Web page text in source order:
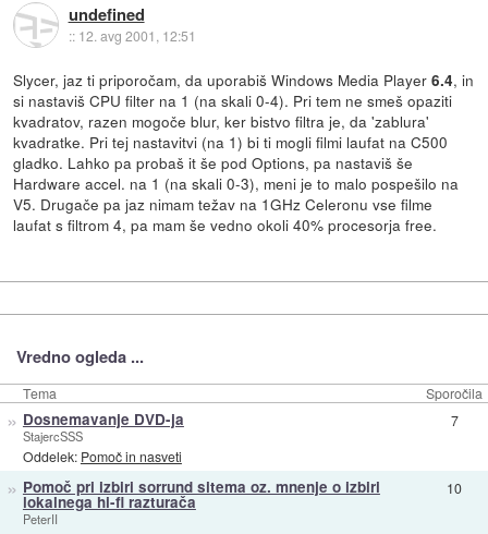
undefined
:: 12. avg 2001, 12:51
Slycer, jaz ti priporočam, da uporabiš Windows Media Player6.4, in
si nastaviš CPU filter na 1 (na skali 0-4). Pri tem ne smeš opaziti
kvadratov, razen mogoče blur, ker bistvo filtra je, da 'zablura'
kvadratke. Pri tej nastavitvi (na 1) bi ti mogli filmi laufat na C500
gladko. Lahko pa probaš it še pod Options, pa nastaviš še
Hardware accel. na 1 (na skali 0-3), meni je to malo pospešilo na
V5. Drugače pa jaz nimam težav na 1GHz Celeronu vse filme
laufat s filtrom 4, pa mam še vedno okoli 40% procesorja free.
Vredno ogleda ...
Tema Sporočila
» Dosnemavanje DVD-ja
StajercSSS
Oddelek: Pomoč in nasveti
7
» Pomoč pri izbiri sorrund sitema oz. mnenje o izbiri
lokalnega hi-fi razturača
PeterII
10